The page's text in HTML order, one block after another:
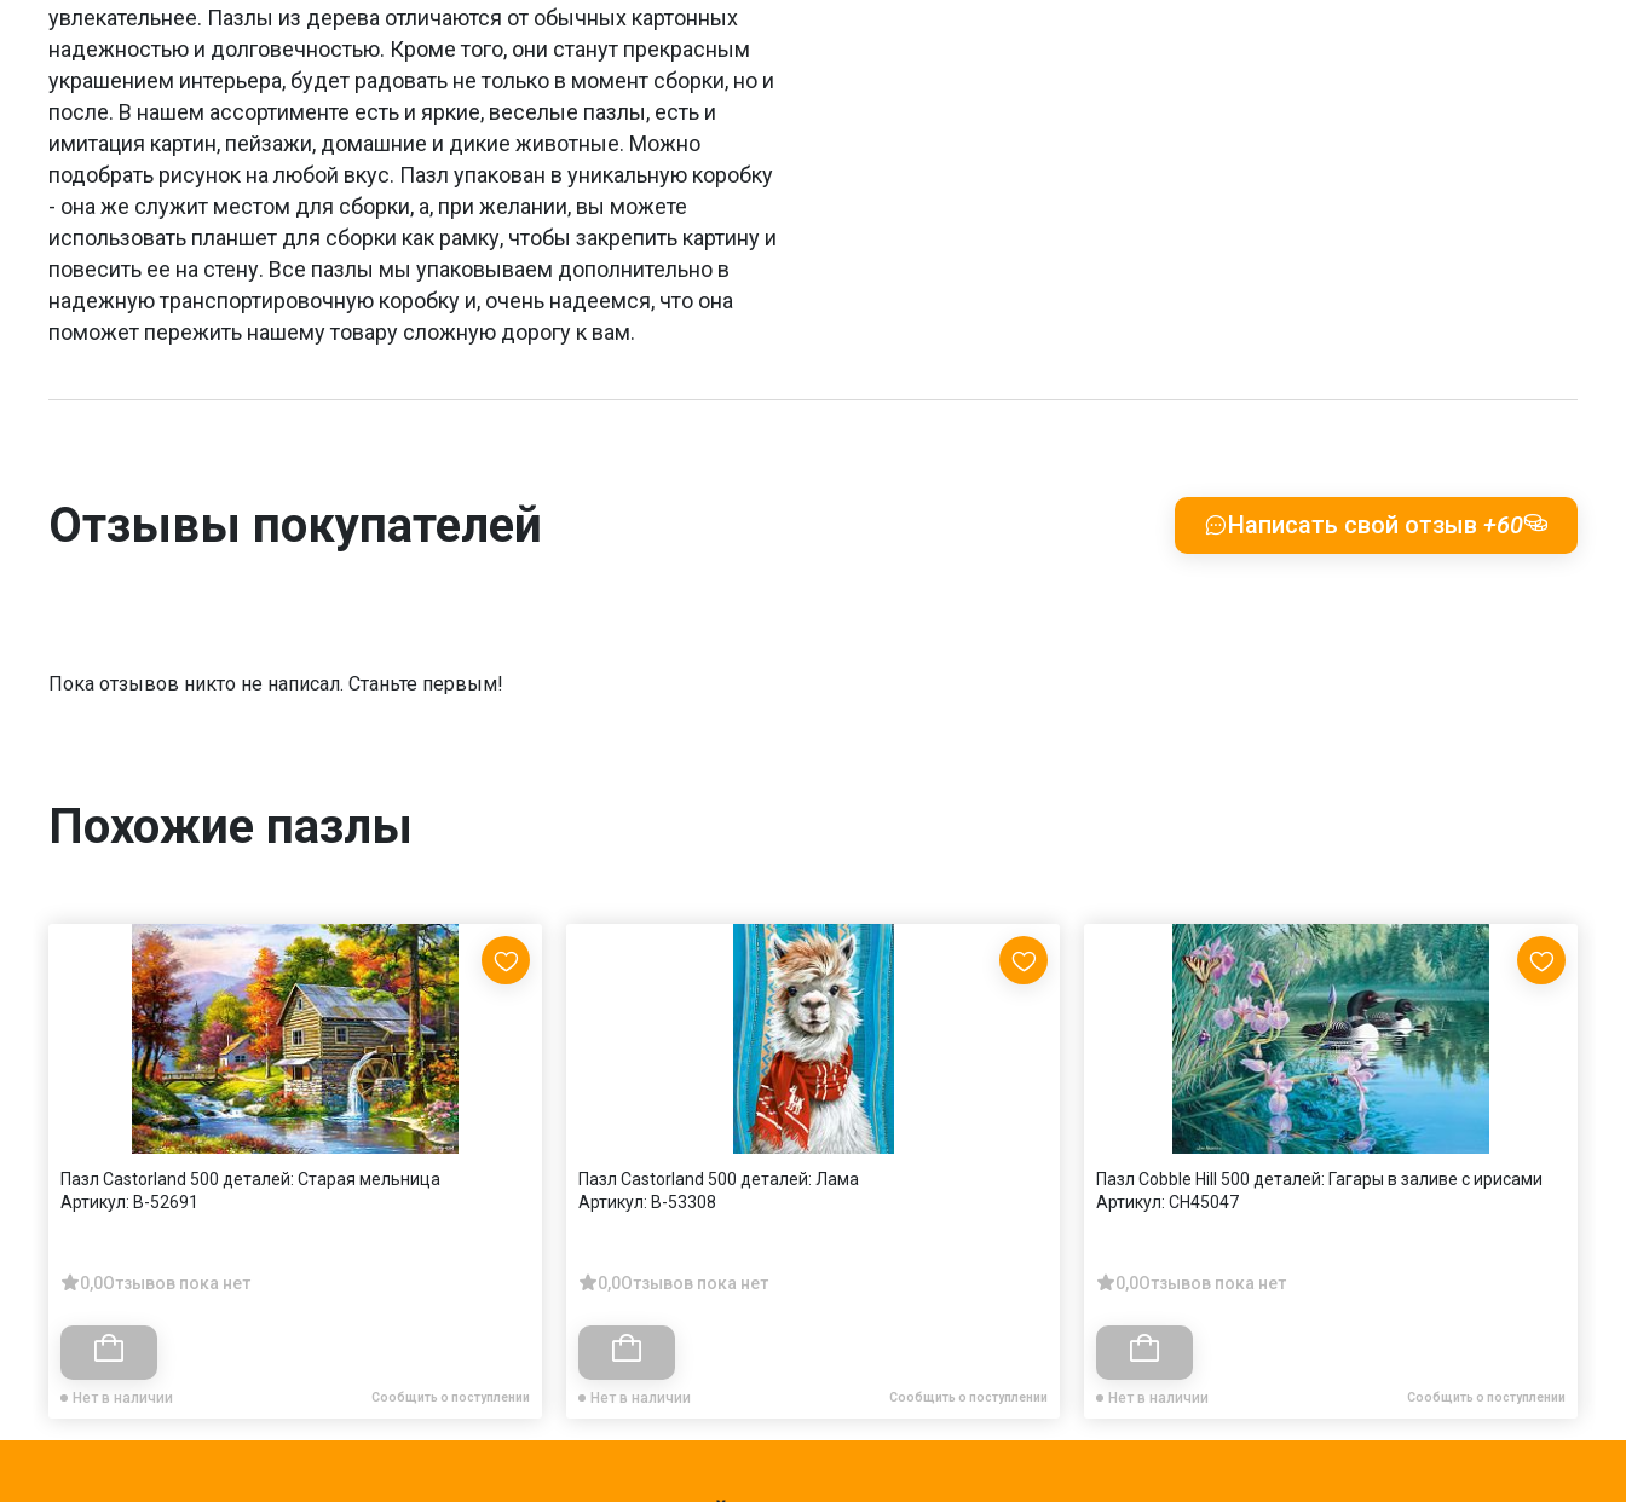
увлекательнее. Пазлы из дерева отличаются от обычных картонных
надежностью и долговечностью. Кроме того, они станут прекрасным
украшением интерьера, будет радовать не только в момент сборки, но и
после. В нашем ассортименте есть и яркие, веселые пазлы, есть и
имитация картин, пейзажи, домашние и дикие животные. Можно
подобрать рисунок на любой вкус. Пазл упакован в уникальную коробку
- она же служит местом для сборки, а, при желании, вы можете
использовать планшет для сборки как рамку, чтобы закрепить картину и
повесить ее на стену. Все пазлы мы упаковываем дополнительно в
надежную транспортировочную коробку и, очень надеемся, что она
поможет пережить нашему товару сложную дорогу к вам.
Отзывы покупателей Написать свой отзыв +60
Пока отзывов никто не написал. Станьте первым!
Похожие пазлы
Пазл Castorland 500 деталей: Старая мельница
Артикул: B-52691
0,0Отзывов пока нет
Нет в наличии Сообщить о поступлении
Пазл Castorland 500 деталей: Лама
Артикул: B-53308
0,0Отзывов пока нет
Нет в наличии Сообщить о поступлении
Пазл Cobble Hill 500 деталей: Гагары в заливе с ирисами
Артикул: CH45047
0,0Отзывов пока нет
Нет в наличии Сообщить о поступлении